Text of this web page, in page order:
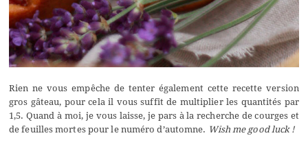
Rien ne vous empêche de tenter également cette recette version
gros gâteau, pour cela il vous suffit de multiplier les quantités par
1,5. Quand à moi, je vous laisse, je pars à la recherche de courges et
de feuilles mortes pour le numéro d’automne. Wish me good luck !